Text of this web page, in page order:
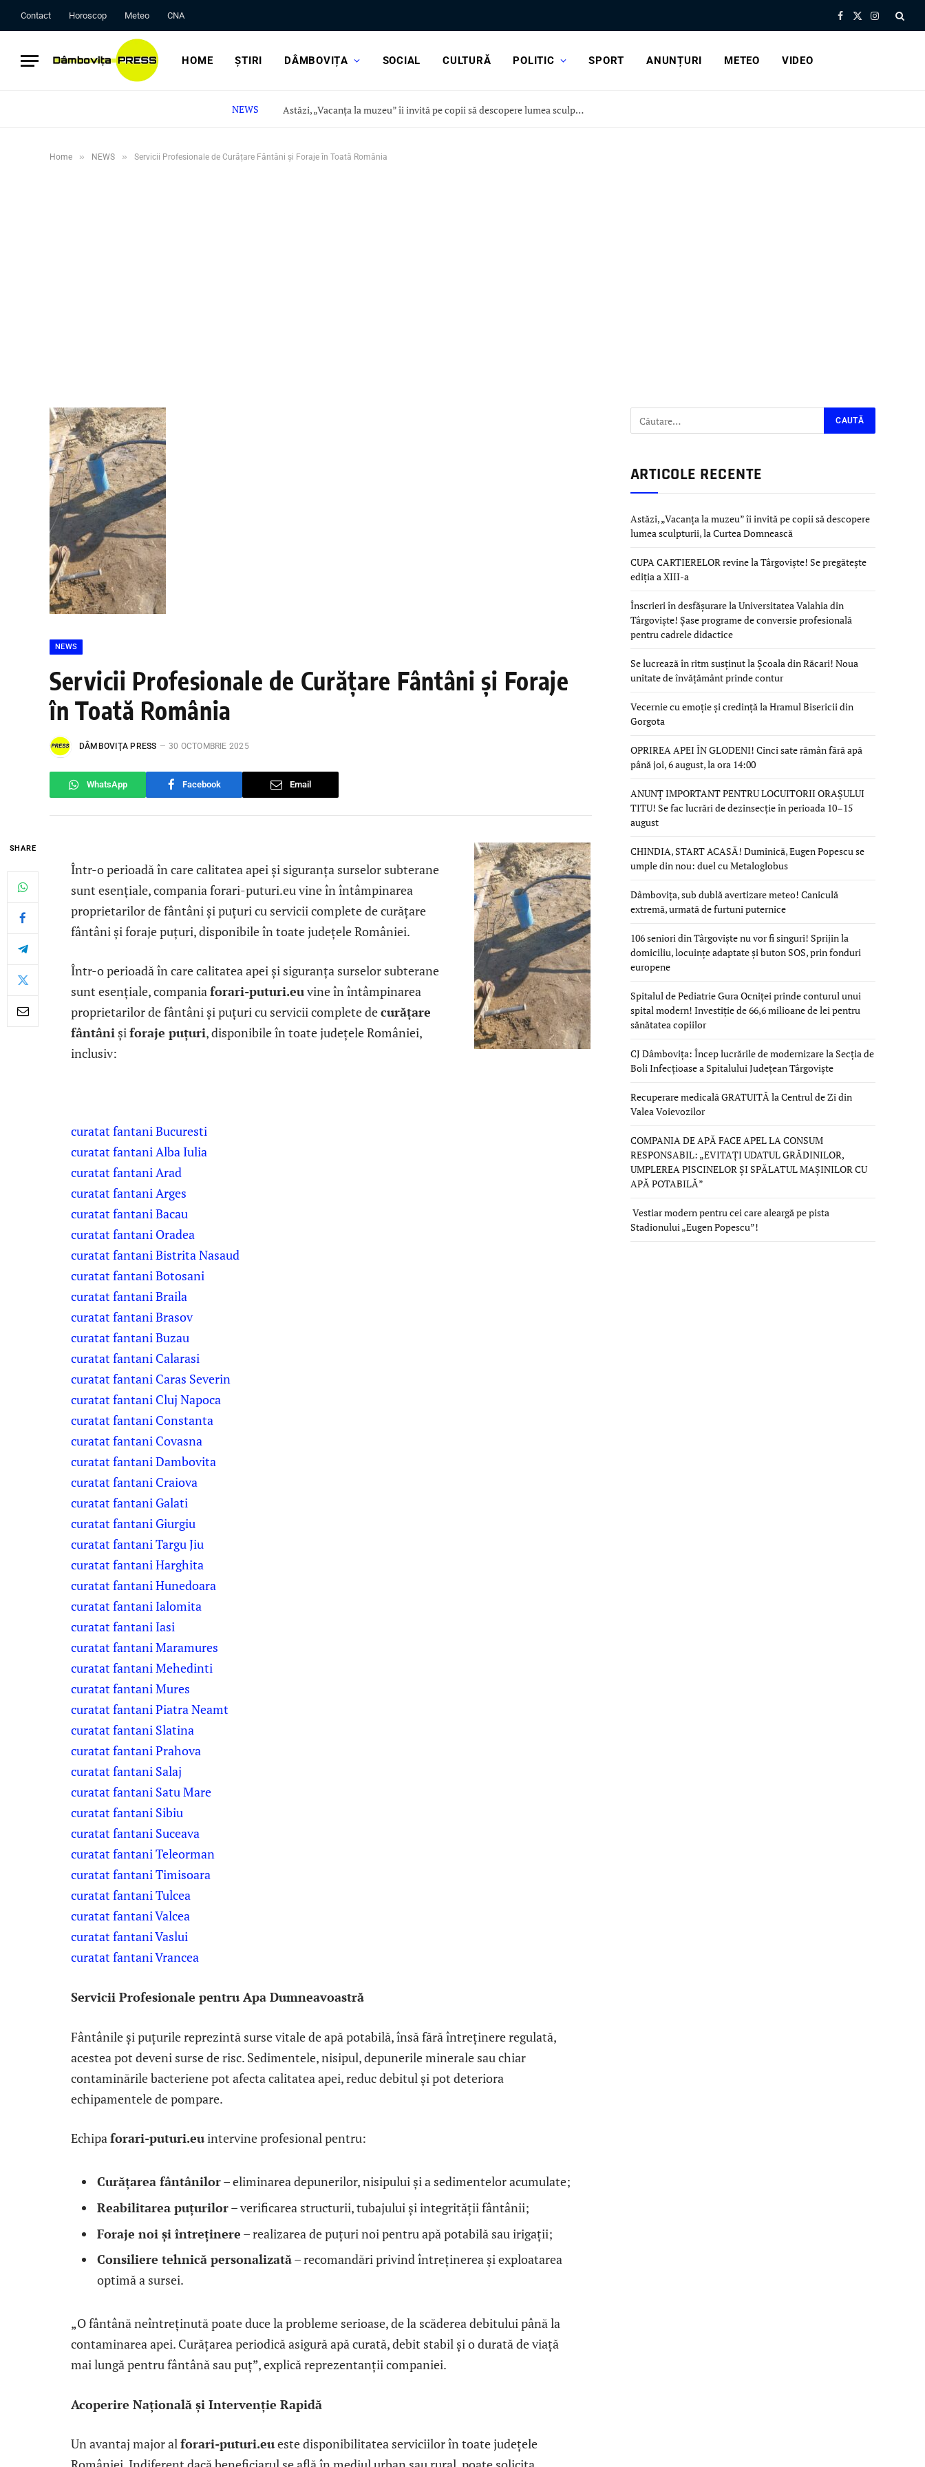
Contact Horoscop Meteo CNA Facebook
X
Instagram
HOME ȘTIRI DÂMBOVIȚA SOCIAL CULTURĂ POLITIC SPORT ANUNȚURI METEO VIDEO
NEWS Astăzi, „Vacanța la muzeu” îi invită pe copii să descopere lumea sculpturii, la Curtea Domnească
Home » NEWS » Servicii Profesionale de Curățare Fântâni și Foraje în Toată România
NEWS
Servicii Profesionale de Curățare Fântâni și Foraje
în Toată România
DÂMBOVIŢA PRESS 30 OCTOMBRIE 2025
WhatsApp Facebook Email
SHARE
Într-o perioadă în care calitatea apei și siguranța surselor subterane
sunt esențiale, compania forari-puturi.eu vine în întâmpinarea
proprietarilor de fântâni și puțuri cu servicii complete de curățare
fântâni și foraje puțuri, disponibile în toate județele României.
Într-o perioadă în care calitatea apei și siguranța surselor subterane
sunt esențiale, companiaforari-puturi.euvine în întâmpinarea
proprietarilor de fântâni și puțuri cu servicii complete decurățare
fântâni șiforaje puțuri, disponibile în toate județele României,
inclusiv:
curatat fantani Bucuresti
curatat fantani Alba Iulia
curatat fantani Arad
curatat fantani Arges
curatat fantani Bacau
curatat fantani Oradea
curatat fantani Bistrita Nasaud
curatat fantani Botosani
curatat fantani Braila
curatat fantani Brasov
curatat fantani Buzau
curatat fantani Calarasi
curatat fantani Caras Severin
curatat fantani Cluj Napoca
curatat fantani Constanta
curatat fantani Covasna
curatat fantani Dambovita
curatat fantani Craiova
curatat fantani Galati
curatat fantani Giurgiu
curatat fantani Targu Jiu
curatat fantani Harghita
curatat fantani Hunedoara
curatat fantani Ialomita
curatat fantani Iasi
curatat fantani Maramures
curatat fantani Mehedinti
curatat fantani Mures
curatat fantani Piatra Neamt
curatat fantani Slatina
curatat fantani Prahova
curatat fantani Salaj
curatat fantani Satu Mare
curatat fantani Sibiu
curatat fantani Suceava
curatat fantani Teleorman
curatat fantani Timisoara
curatat fantani Tulcea
curatat fantani Valcea
curatat fantani Vaslui
curatat fantani Vrancea
Servicii Profesionale pentru Apa Dumneavoastră
Fântânile și puțurile reprezintă surse vitale de apă potabilă, însă fără întreținere regulată,
acestea pot deveni surse de risc. Sedimentele, nisipul, depunerile minerale sau chiar
contaminările bacteriene pot afecta calitatea apei, reduc debitul și pot deteriora
echipamentele de pompare.
Echipaforari-puturi.euintervine profesional pentru:
Curățarea fântânilor– eliminarea depunerilor, nisipului și a sedimentelor acumulate;
Reabilitarea puțurilor– verificarea structurii, tubajului și integrității fântânii;
Foraje noi și întreținere – realizarea de puțuri noi pentru apă potabilă sau irigații;
Consiliere tehnică personalizată– recomandări privind întreținerea și exploatarea
optimă a sursei.
„O fântână neîntreținută poate duce la probleme serioase, de la scăderea debitului până la
contaminarea apei. Curățarea periodică asigură apă curată, debit stabil și o durată de viață
mai lungă pentru fântână sau puț”, explică reprezentanții companiei.
Acoperire Națională și Intervenție Rapidă
Un avantaj major alforari-puturi.eueste disponibilitatea serviciilor în toate județele
ARTICOLE RECENTE
Astăzi, „Vacanța la muzeu” îi invită pe copii să descopere
lumea sculpturii, la Curtea Domnească
CUPA CARTIERELOR revine la Târgoviște! Se pregătește
ediția a XIII-a
Înscrieri în desfășurare la Universitatea Valahia din
Târgoviște! Șase programe de conversie profesională
pentru cadrele didactice
Se lucrează în ritm susținut la Școala din Răcari! Noua
unitate de învățământ prinde contur
Vecernie cu emoție și credință la Hramul Bisericii din
Gorgota
OPRIREA APEI ÎN GLODENI! Cinci sate rămân fără apă
până joi, 6 august, la ora 14:00
ANUNȚ IMPORTANT PENTRU LOCUITORII ORAȘULUI
TITU! Se fac lucrări de dezinsecție în perioada 10–15
august
CHINDIA, START ACASĂ! Duminică, Eugen Popescu se
umple din nou: duel cu Metaloglobus
Dâmbovița, sub dublă avertizare meteo! Caniculă
extremă, urmată de furtuni puternice
106 seniori din Târgoviște nu vor fi singuri! Sprijin la
domiciliu, locuințe adaptate și buton SOS, prin fonduri
europene
Spitalul de Pediatrie Gura Ocniței prinde conturul unui
spital modern! Investiție de 66,6 milioane de lei pentru
sănătatea copiilor
CJ Dâmbovița: Încep lucrările de modernizare la Secția de
Boli Infecțioase a Spitalului Județean Târgoviște
Recuperare medicală GRATUITĂ la Centrul de Zi din
Valea Voievozilor
COMPANIA DE APĂ FACE APEL LA CONSUM
RESPONSABIL: „EVITAȚI UDATUL GRĂDINILOR,
UMPLEREA PISCINELOR ȘI SPĂLATUL MAȘINILOR CU
APĂ POTABILĂ”
Vestiar modern pentru cei care aleargă pe pista
Stadionului „Eugen Popescu”!